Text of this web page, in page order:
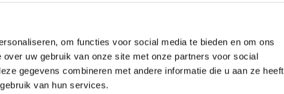
om functies voor social media te bieden en om ons
uw gebruik van onze site met onze partners voor social
gegevens combineren met andere informatie die u aan ze heeft
van hun services.